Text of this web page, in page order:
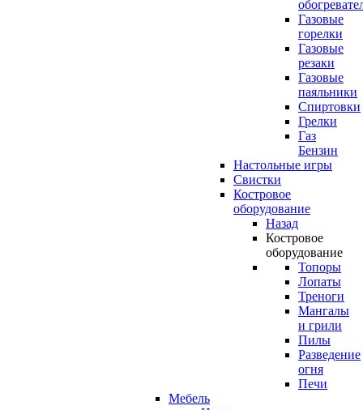
Газовые
горелки
Газовые
резаки
Газовые
паяльники
Спиртовки
Грелки
Газ
Бензин
Настольные игры
Свистки
Костровое
оборудование
Назад
Костровое
оборудование
Топоры
Лопаты
Треноги
Мангалы
и грили
Пилы
Разведение
огня
Печи
Мебель